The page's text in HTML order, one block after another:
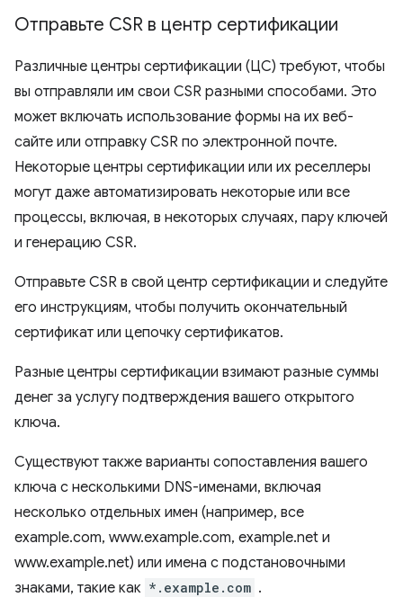
Отправьте CSR в центр сертификации
Различные центры сертификации (ЦС) требуют, чтобы
вы отправляли им свои CSR разными способами. Это
может включать использование формы на их веб-
сайте или отправку CSR по электронной почте.
Некоторые центры сертификации или их реселлеры
могут даже автоматизировать некоторые или все
процессы, включая, в некоторых случаях, пару ключей
и генерацию CSR.
Отправьте CSR в свой центр сертификации и следуйте
его инструкциям, чтобы получить окончательный
сертификат или цепочку сертификатов.
Разные центры сертификации взимают разные суммы
денег за услугу подтверждения вашего открытого
ключа.
Существуют также варианты сопоставления вашего
ключа с несколькими DNS-именами, включая
несколько отдельных имен (например, все
example.com, www.example.com, example.net и
www.example.net) или имена с подстановочными
знаками, такие как *.example.com .